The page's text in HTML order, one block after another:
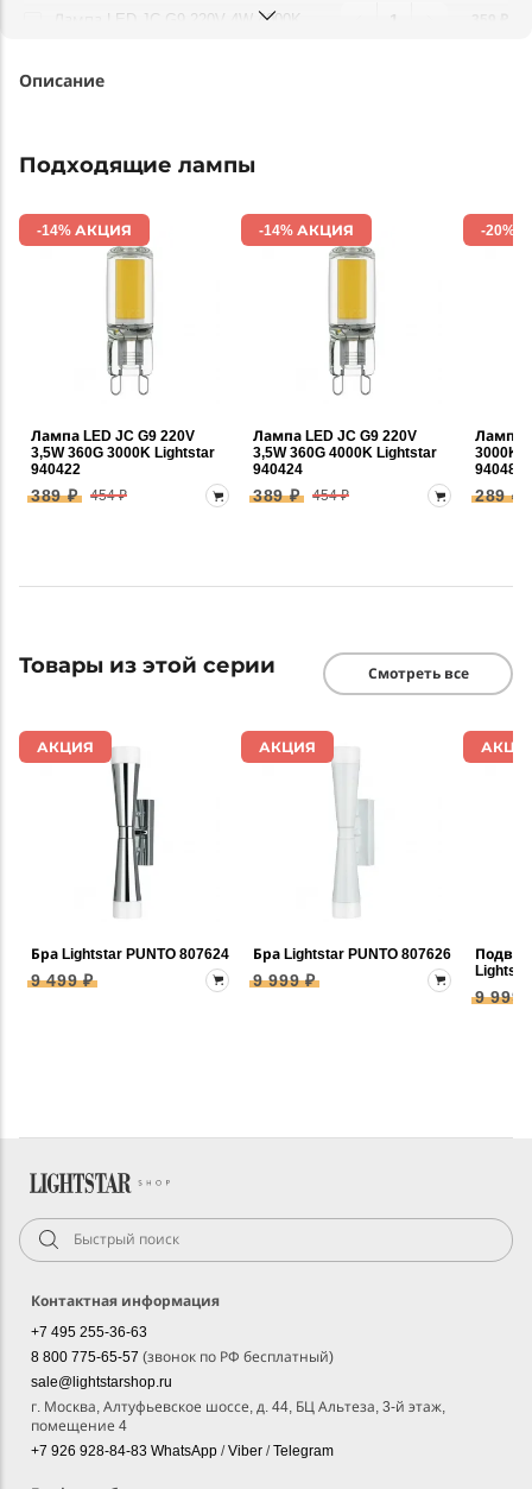
Лампа LED JC G9 220V 4W 4000K 360G FR Lightstar 940484
Описание
Подходящие лампы
-14% АКЦИЯ
Лампа LED JC G9 220V
3,5W 360G 3000K Lightstar
940422
389 ₽ 454 ₽
-14% АКЦИЯ
Лампа LED JC G9 220V
3,5W 360G 4000K Lightstar
940424
389 ₽ 454 ₽
-20%
Лампа
3000K
940482
289 ₽
Товары из этой серии Смотреть все
АКЦИЯ
Бра Lightstar PUNTO 807624
9 499 ₽
АКЦИЯ
Бра Lightstar PUNTO 807626
9 999 ₽
9 999
Контактная информация
+7 495 255-36-63
8 800 775-65-57 (звонок по РФ бесплатный)
sale@lightstarshop.ru
г. Москва, Алтуфьевское шоссе, д. 44, БЦ Альтеза, 3-й этаж,
помещение 4
+7 926 928-84-83 WhatsApp /Viber /Telegram